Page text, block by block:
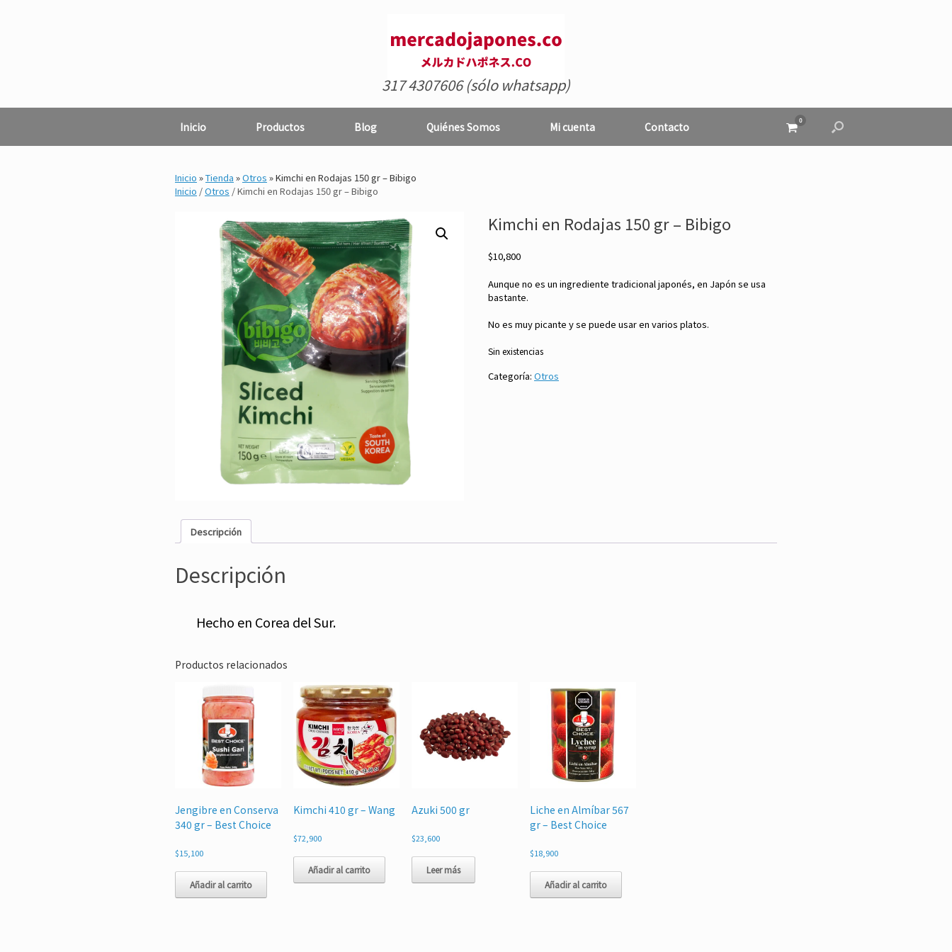
317 4307606 (sólo whatsapp)
Inicio Productos Blog Quiénes Somos Mi cuenta Contacto Ver
el
carrito
0
Inicio »Tienda »Otros »Kimchi en Rodajas 150 gr – Bibigo
Inicio /Otros / Kimchi en Rodajas 150 gr – Bibigo
Kimchi en Rodajas 150 gr – Bibigo
$10,800
Aunque no es un ingrediente tradicional japonés, en Japón se usa
bastante.
No es muy picante y se puede usar en varios platos.
Sin existencias
Categoría: Otros
Descripción
Descripción
Hecho en Corea del Sur.
Productos relacionados
Jengibre en Conserva
340 gr – Best Choice
$15,100
Añadir al carrito
Kimchi 410 gr – Wang
$72,900
Añadir al carrito
Azuki 500 gr
$23,600
Leer más
Liche en Almíbar 567
gr – Best Choice
$18,900
Añadir al carrito